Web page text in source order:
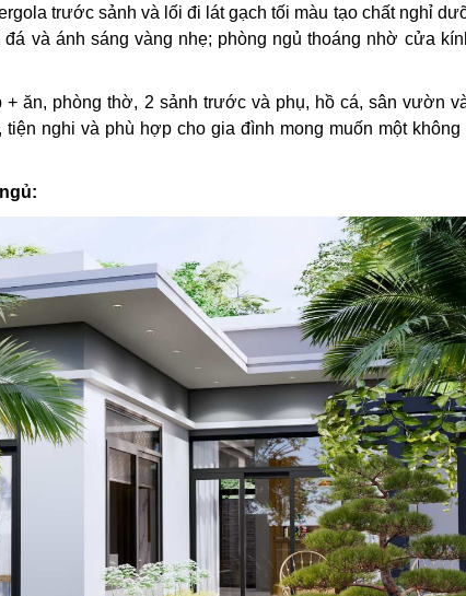
trước sảnh và lối đi lát gạch tối màu tạo chất nghỉ
và ánh sáng vàng nhẹ; phòng ngủ thoáng nhờ cửa
ăn, phòng thờ, 2 sảnh trước và phụ, hồ cá, sân vườn
nghi và phù hợp cho gia đình mong muốn một không